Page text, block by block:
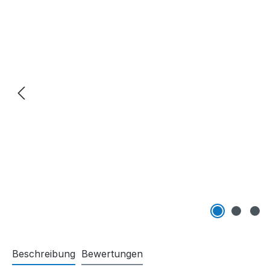
Beschreibung Bewertungen